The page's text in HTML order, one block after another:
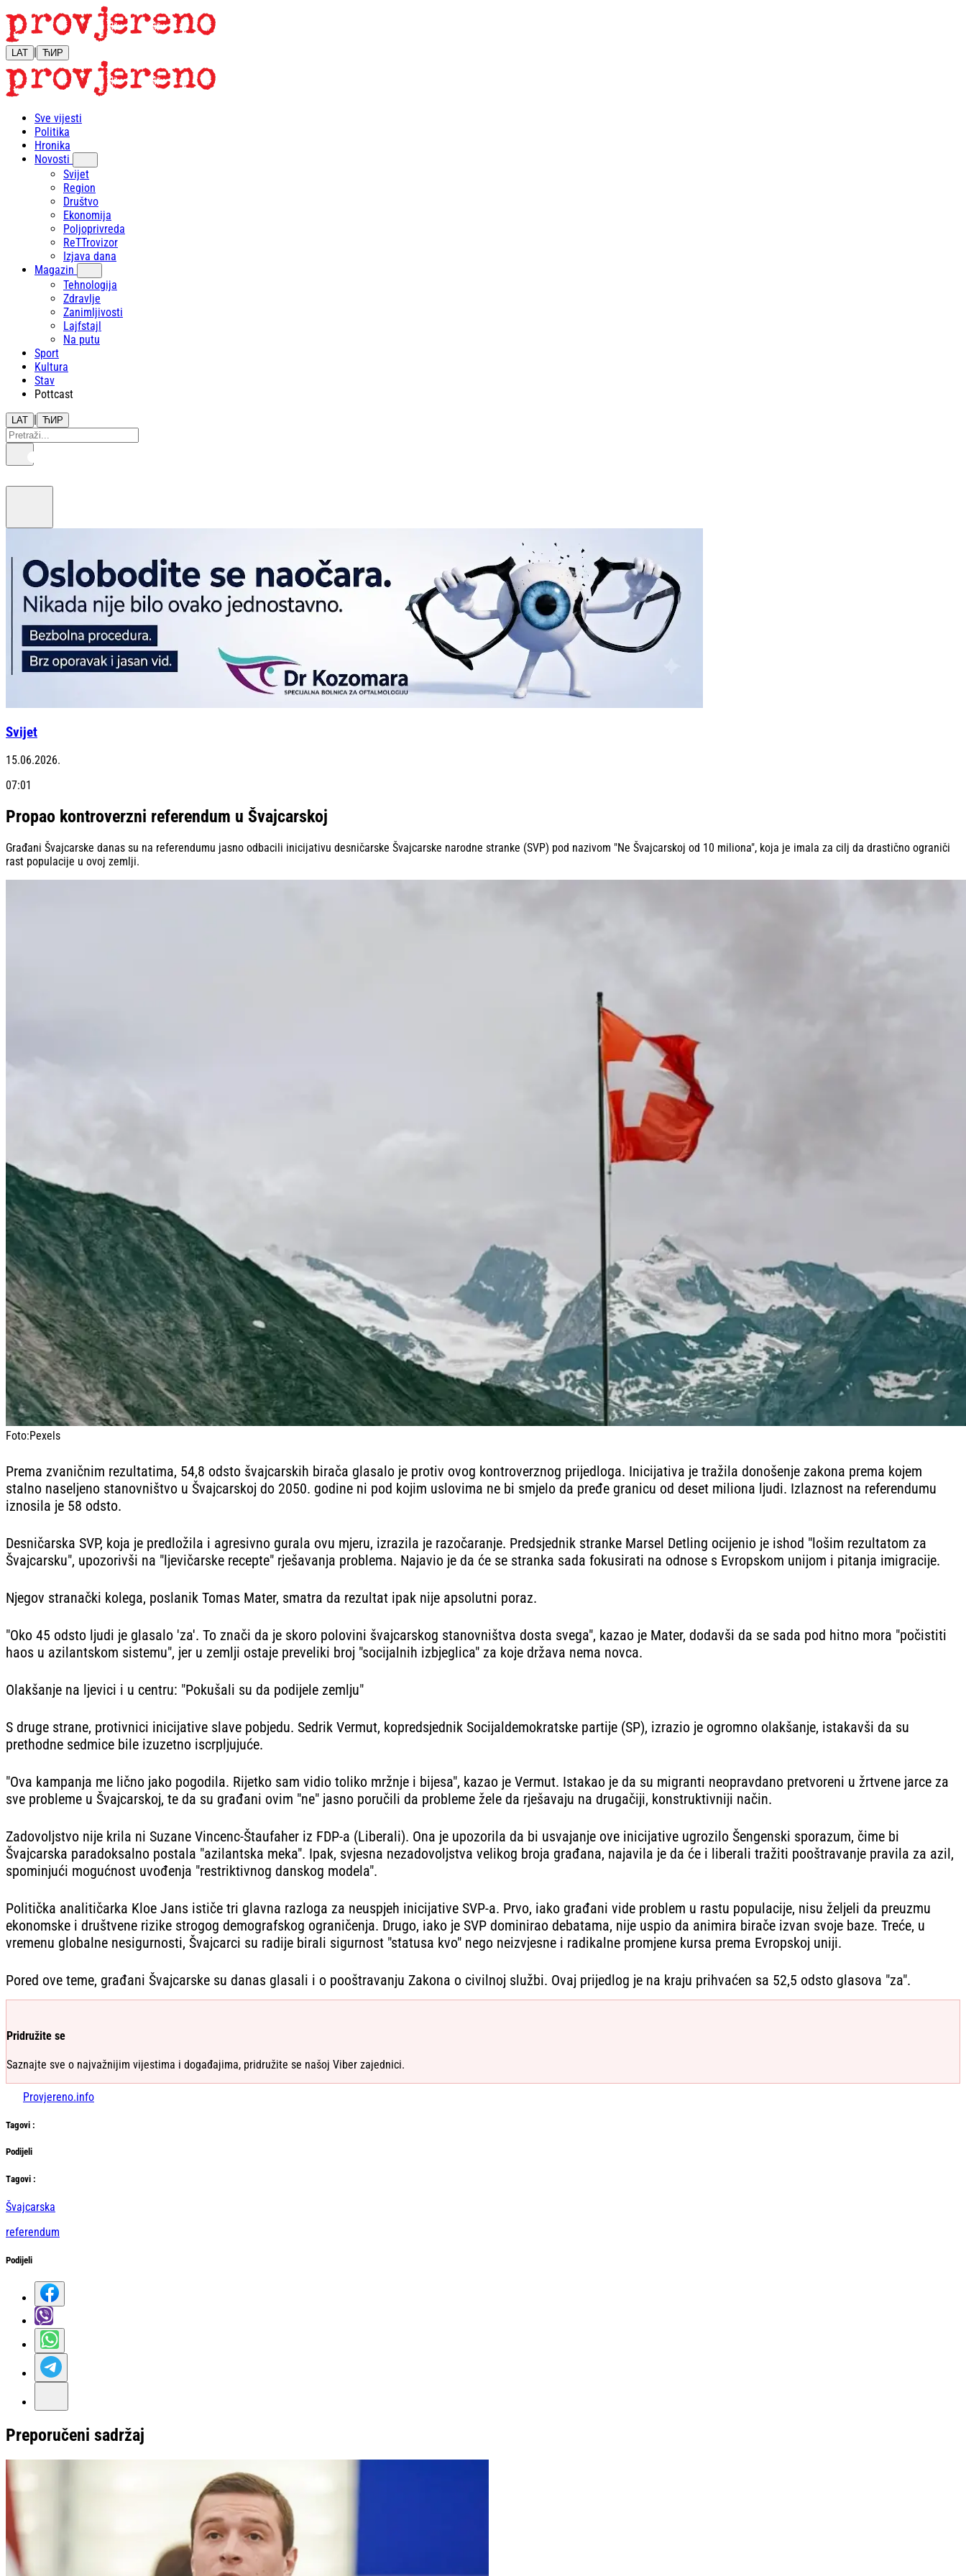
LAT | ЋИР
Sve vijesti
Politika
Hronika
Novosti
Svijet
Region
Društvo
Ekonomija
Poljoprivreda
ReTTrovizor
Izjava dana
Magazin
Tehnologija
Zdravlje
Zanimljivosti
Lajfstajl
Na putu
Sport
Kultura
Stav
Pottcast
LAT | ЋИР
Svijet
15.06.2026.
07:01
Propao kontroverzni referendum u Švajcarskoj
Građani Švajcarske danas su na referendumu jasno odbacili inicijativu desničarske Švajcarske narodne stranke (SVP) pod nazivom "Ne Švajcarskoj od 10 miliona", koja je imala za cilj da drastično ograniči
rast populacije u ovoj zemlji.
Foto:Pexels
Prema zvaničnim rezultatima, 54,8 odsto švajcarskih birača glasalo je protiv ovog kontroverznog prijedloga. Inicijativa je tražila donošenje zakona prema kojem
stalno naseljeno stanovništvo u Švajcarskoj do 2050. godine ni pod kojim uslovima ne bi smjelo da pređe granicu od deset miliona ljudi. Izlaznost na referendumu
iznosila je 58 odsto.
Desničarska SVP, koja je predložila i agresivno gurala ovu mjeru, izrazila je razočaranje. Predsjednik stranke Marsel Detling ocijenio je ishod "lošim rezultatom za
Švajcarsku", upozorivši na "ljevičarske recepte" rješavanja problema. Najavio je da će se stranka sada fokusirati na odnose s Evropskom unijom i pitanja imigracije.
Njegov stranački kolega, poslanik Tomas Mater, smatra da rezultat ipak nije apsolutni poraz.
"Oko 45 odsto ljudi je glasalo 'za'. To znači da je skoro polovini švajcarskog stanovništva dosta svega", kazao je Mater, dodavši da se sada pod hitno mora "počistiti
haos u azilantskom sistemu", jer u zemlji ostaje preveliki broj "socijalnih izbjeglica" za koje država nema novca.
Olakšanje na ljevici i u centru: "Pokušali su da podijele zemlju"
S druge strane, protivnici inicijative slave pobjedu. Sedrik Vermut, kopredsjednik Socijaldemokratske partije (SP), izrazio je ogromno olakšanje, istakavši da su
prethodne sedmice bile izuzetno iscrpljujuće.
"Ova kampanja me lično jako pogodila. Rijetko sam vidio toliko mržnje i bijesa", kazao je Vermut. Istakao je da su migranti neopravdano pretvoreni u žrtvene jarce za
sve probleme u Švajcarskoj, te da su građani ovim "ne" jasno poručili da probleme žele da rješavaju na drugačiji, konstruktivniji način.
Zadovoljstvo nije krila ni Suzane Vincenc-Štaufaher iz FDP-a (Liberali). Ona je upozorila da bi usvajanje ove inicijative ugrozilo Šengenski sporazum, čime bi
Švajcarska paradoksalno postala "azilantska meka". Ipak, svjesna nezadovoljstva velikog broja građana, najavila je da će i liberali tražiti pooštravanje pravila za azil,
spominjući mogućnost uvođenja "restriktivnog danskog modela".
Politička analitičarka Kloe Jans ističe tri glavna razloga za neuspjeh inicijative SVP-a. Prvo, iako građani vide problem u rastu populacije, nisu željeli da preuzmu
ekonomske i društvene rizike strogog demografskog ograničenja. Drugo, iako je SVP dominirao debatama, nije uspio da animira birače izvan svoje baze. Treće, u
vremenu globalne nesigurnosti, Švajcarci su radije birali sigurnost "statusa kvo" nego neizvjesne i radikalne promjene kursa prema Evropskoj uniji.
Pored ove teme, građani Švajcarske su danas glasali i o pooštravanju Zakona o civilnoj službi. Ovaj prijedlog je na kraju prihvaćen sa 52,5 odsto glasova "za".
Pridružite se
Saznajte sve o najvažnijim vijestima i događajima, pridružite se našoj Viber zajednici.
Provjereno.info
Tagovi :
Podijeli
Тagovi :
Švajcarska
referendum
Podijeli
Preporučeni sadržaj